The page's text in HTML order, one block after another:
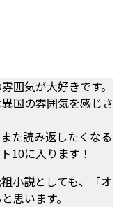
囲気が大好きです。
国の雰囲気を感じさ
た読み返したくなる
10に入ります！
小説としても、「オ
思います。